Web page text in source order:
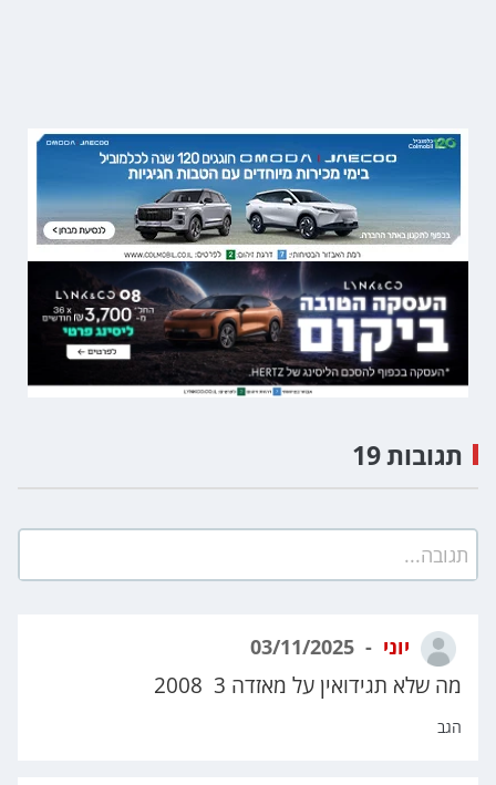
תגובה...
יוני
מה שלא תגידואין על מאזדה 3 2008
הגב